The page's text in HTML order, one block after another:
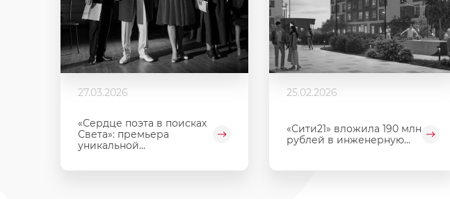
27.03.2026
«Сердце поэта в поисках
Света»: премьера
уникальной...
25.02.2026
«Сити21» вложила 190 млн
рублей в инженерную...